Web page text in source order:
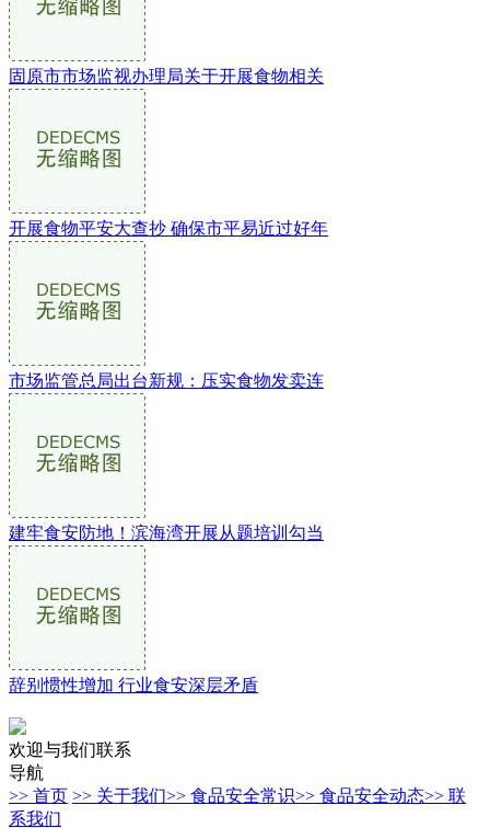
固原市市场监视办理局关于开展食物相关
开展食物平安大查抄 确保市平易近过好年
市场监管总局出台新规：压实食物发卖连
建牢食安防地！滨海湾开展从题培训勾当
辞别惯性增加 行业食安深层矛盾
欢迎与我们联系
导航
>> 首页 >> 关于我们>> 食品安全常识>> 食品安全动态>> 联
系我们